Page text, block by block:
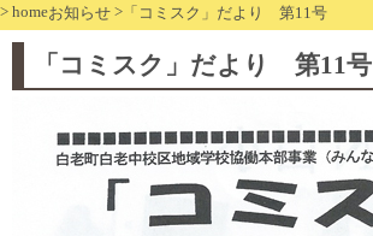
> homeお知らせ > 「コミスク」だより 第11号
「コミスク」だより 第11号